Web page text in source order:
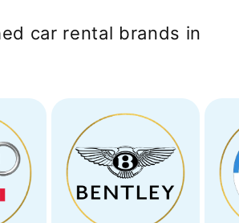
car rental brands in